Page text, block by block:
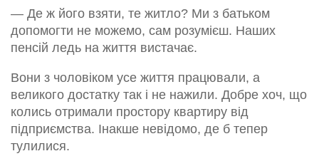
— Де ж його взяти, те житло? Ми з батьком
допомогти не можемо, сам розумієш. Наших
пенсій ледь на життя вистачає.
Вони з чоловіком усе життя працювали, а
великого достатку так і не нажили. Добре хоч, що
колись отримали простору квартиру від
підприємства. Інакше невідомо, де б тепер
тулилися.